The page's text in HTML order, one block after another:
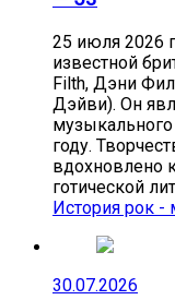
25 июля 2026
известной
Filth, Дэни
Дэйви). Он
музыкального
году.
вдохновлено
готической
История рок -
30.07.2026